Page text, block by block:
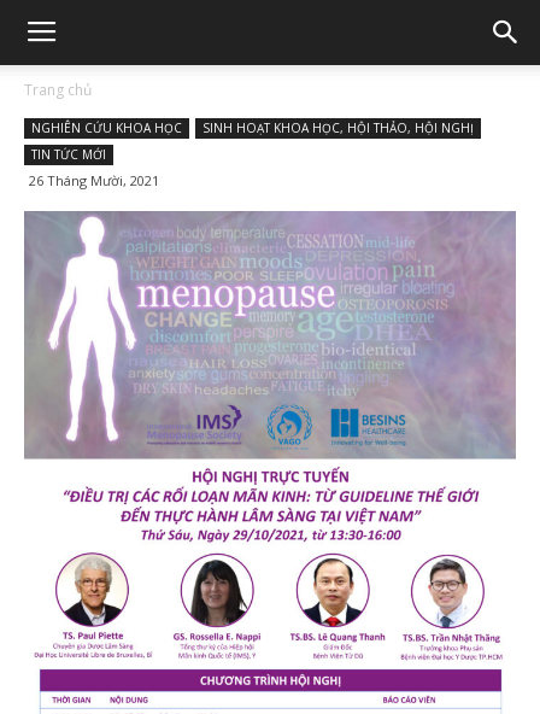
Trang chủ
NGHIÊN CỨU KHOA HỌC
SINH HOẠT KHOA HỌC, HỘI THẢO, HỘI NGHỊ
TIN TỨC MỚI
26 Tháng Mười, 2021